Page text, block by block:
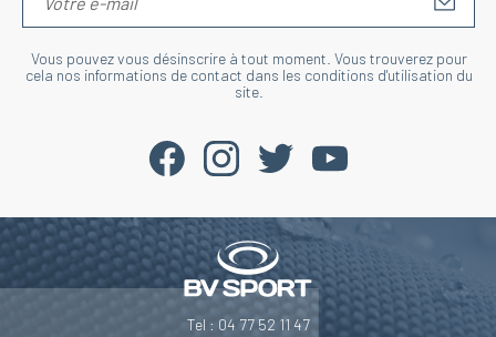
Vous pouvez vous désinscrire à tout moment. Vous trouverez pour
cela nos informations de contact dans les conditions d'utilisation du
site.
Tel : 04 77 52 11 47